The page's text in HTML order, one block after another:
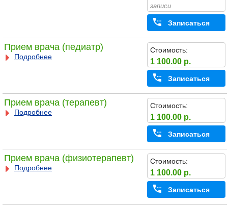
записи
Записаться
Прием врача (педиатр)
Подробнее
Стоимость:
1 100.00 р.
Записаться
Прием врача (терапевт)
Подробнее
Стоимость:
1 100.00 р.
Записаться
Прием врача (физиотерапевт)
Подробнее
Стоимость:
1 100.00 р.
Записаться